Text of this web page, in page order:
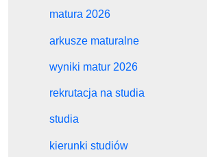
matura 2026
arkusze maturalne
wyniki matur 2026
rekrutacja na studia
studia
kierunki studiów